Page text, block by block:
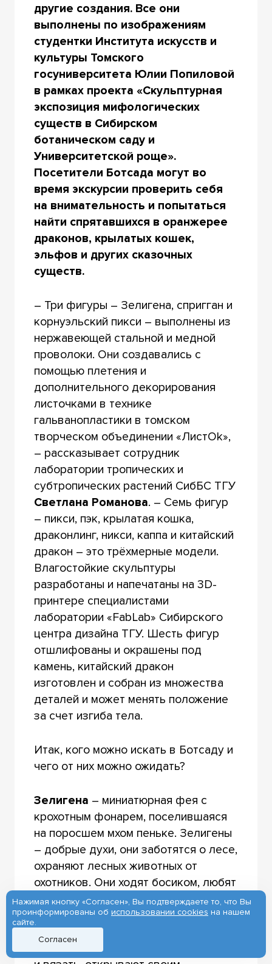
другие создания. Все они
выполнены по изображениям
студентки Института искусств и
культуры Томского
госуниверситета Юлии Попиловой
в рамках проекта «Скульптурная
экспозиция мифологических
существ в Сибирском
ботаническом саду и
Университетской роще».
Посетители Ботсада могут во
время экскурсии проверить себя
на внимательность и попытаться
найти спрятавшихся в оранжерее
драконов, крылатых кошек,
эльфов и других сказочных
существ.
– Три фигуры – Зелигена, спригган и
корнуэльский пикси – выполнены из
нержавеющей стальной и медной
проволоки. Они создавались с
помощью плетения и
дополнительного декорирования
листочками в технике
гальванопластики в томском
творческом объединении «ЛистOk»,
– рассказывает сотрудник
лаборатории тропических и
субтропических растений СибБС ТГУ
Светлана Романова. – Семь фигур
– пикси, пэк, крылатая кошка,
драконлинг, никси, каппа и китайский
дракон – это трёхмерные модели.
Влагостойкие скульптуры
разработаны и напечатаны на 3D-
принтере специалистами
лаборатории «FabLab» Сибирского
центра дизайна ТГУ. Шесть фигур
отшлифованы и окрашены под
камень, китайский дракон
изготовлен и собран из множества
деталей и может менять положение
за счет изгиба тела.
Итак, кого можно искать в Ботсаду и
чего от них можно ожидать?
Зелигена – миниатюрная фея с
крохотным фонарем, поселившаяся
на поросшем мхом пеньке. Зелигены
– добрые духи, они заботятся о лесе,
охраняют лесных животных от
охотников. Они ходят босиком, любят
перезвон колоколов и никогда не
отказываются потанцевать,
помогают понравившимся фермерам
собирать урожай, пасти коров, шить
Нажимая кнопку «Согласен», Вы подтверждаете то, что Вы
проинформированы об использовании cookies на нашем
сайте.
Согласен